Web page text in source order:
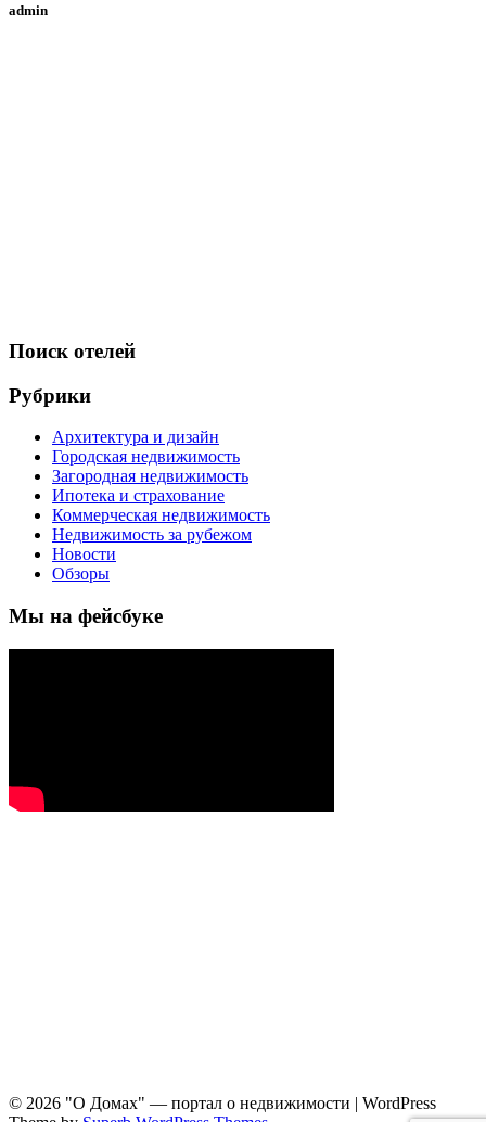
admin
Поиск отелей
Рубрики
Архитектура и дизайн
Городская недвижимость
Загородная недвижимость
Ипотека и страхование
Коммерческая недвижимость
Недвижимость за рубежом
Новости
Обзоры
Мы на фейсбуке
© 2026 "О Домах" — портал о недвижимости | WordPress